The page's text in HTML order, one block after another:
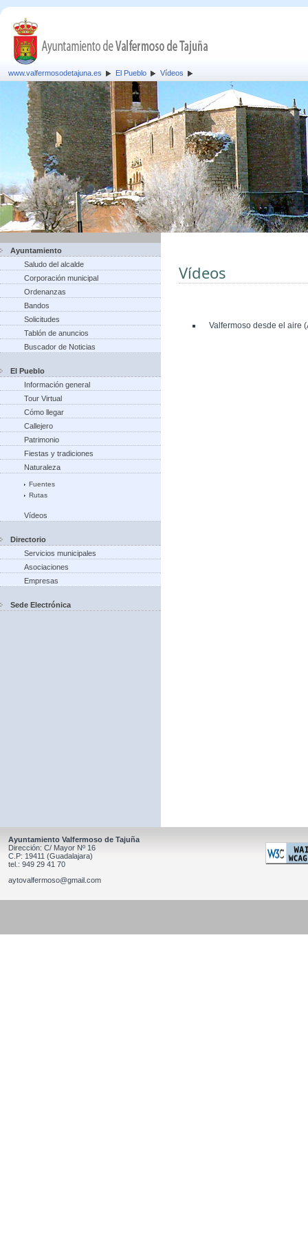
www.valfermosodetajuna.es El Pueblo Vídeos
Ayuntamiento
Saludo del alcalde
Corporación municipal
Ordenanzas
Bandos
Solicitudes
Tablón de anuncios
Buscador de Noticias
El Pueblo
Información general
Tour Virtual
Cómo llegar
Callejero
Patrimonio
Fiestas y tradiciones
Naturaleza
Fuentes
Rutas
Vídeos
Directorio
Servicios municipales
Asociaciones
Empresas
Sede Electrónica
Vídeos
Valfermoso desde el
Ayuntamiento Valfermoso de Tajuña
Dirección: C/ Mayor Nº 16
C.P: 19411 (Guadalajara)
tel.: 949 29 41 70
aytovalfermoso@gmail.com